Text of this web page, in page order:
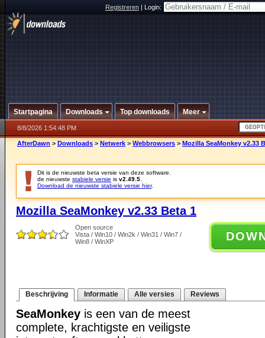
Registreren|Login:
Startpagina Downloads Top downloads Meer
8/8/2026 1:54:48 PM
AfterDawn > Downloads > Netwerk > Webbrowsers > Mozilla SeaMonkey v2.33
Dit is de nieuwste beta versie van deze software.
de nieuwste stabiele versie is v2.49.5
Download de nieuwste stabiele versie hier.
Mozilla SeaMonkey v2.33 Beta 1
Open source
Vista / Win10 / Win2k / Win31 / Win7 /
Win8 / WinXP
Beschrijving Informatie Alle versies Reviews
SeaMonkey is een van de meest
complete, krachtigste en veiligste